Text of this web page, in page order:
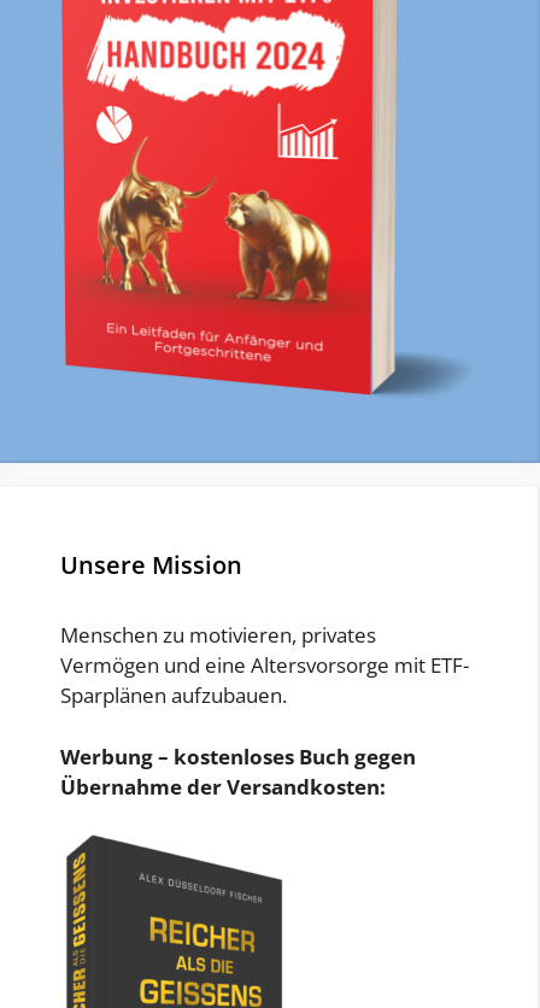
Unsere Mission
Menschen zu motivieren, privates
Vermögen und eine Altersvorsorge mit ETF-
Sparplänen aufzubauen.
Werbung – kostenloses Buch gegen
Übernahme der Versandkosten: